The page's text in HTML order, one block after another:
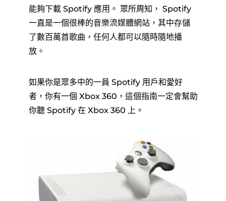
能夠下載 Spotify 應用。 眾所周知， Spotify
一直是一個很棒的音樂流媒體網站，其中存儲
了數百萬首歌曲，任何人都可以隨時隨地播
放。
如果你是眾多中的一員 Spotify 用戶和愛好
者，你有一個 Xbox 360，這個指南一定會幫助
你聽 Spotify 在 Xbox 360 上。